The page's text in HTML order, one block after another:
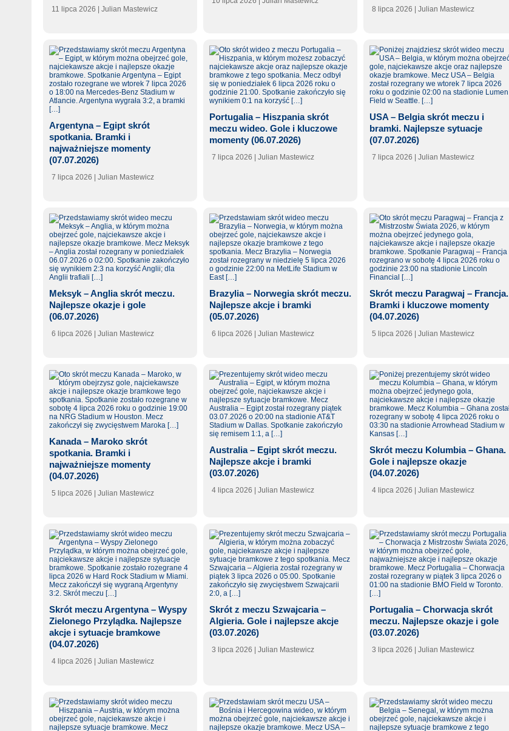
11 lipca 2026 | Julian Mastewicz 8 lipca 2026 | Julian Mastewicz
Argentyna – Egipt skrót
spotkania. Bramki i
najważniejsze momenty
(07.07.2026)
7 lipca 2026 | Julian Mastewicz
Portugalia – Hiszpania skrót
meczu wideo. Gole i kluczowe
momenty (06.07.2026)
7 lipca 2026 | Julian Mastewicz
USA – Belgia skrót meczu i
bramki. Najlepsze sytuacje
(07.07.2026)
7 lipca 2026 | Julian Mastewicz
Meksyk – Anglia skrót meczu.
Najlepsze okazje i gole
(06.07.2026)
6 lipca 2026 | Julian Mastewicz
Brazylia – Norwegia skrót meczu.
Najlepsze akcje i bramki
(05.07.2026)
6 lipca 2026 | Julian Mastewicz
Skrót meczu Paragwaj – Francja.
Bramki i kluczowe momenty
(04.07.2026)
5 lipca 2026 | Julian Mastewicz
Kanada – Maroko skrót
spotkania. Bramki i
najważniejsze momenty
(04.07.2026)
5 lipca 2026 | Julian Mastewicz
Australia – Egipt skrót meczu.
Najlepsze akcje i bramki
(03.07.2026)
4 lipca 2026 | Julian Mastewicz
Skrót meczu Kolumbia – Ghana.
Gole i najlepsze okazje
(04.07.2026)
4 lipca 2026 | Julian Mastewicz
Skrót meczu Argentyna – Wyspy
Zielonego Przylądka. Najlepsze
akcje i sytuacje bramkowe
(04.07.2026)
4 lipca 2026 | Julian Mastewicz
Skrót z meczu Szwajcaria –
Algieria. Gole i najlepsze akcje
(03.07.2026)
3 lipca 2026 | Julian Mastewicz
Portugalia – Chorwacja skrót
meczu. Najlepsze okazje i gole
(03.07.2026)
3 lipca 2026 | Julian Mastewicz